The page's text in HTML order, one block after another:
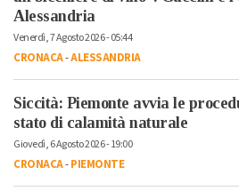
Alessandria
Venerdì, 7 Agosto 2026 - 05:44
CRONACA-ALESSANDRIA
Siccità: Piemonte avvia le
stato di calamità naturale
Giovedì, 6 Agosto 2026 - 19:00
CRONACA-PIEMONTE